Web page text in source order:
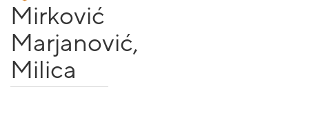
Mirković
Marjanović,
Milica